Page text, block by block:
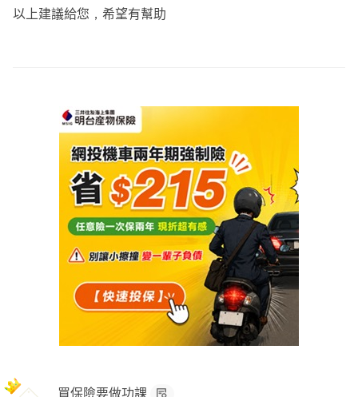
CJ2：一次金(5%、20%、100%)，可作為長期治療時的緊
XCD：併發症有理賠，有一次金功能。
XHQ：意外險死殘，不保證續保。
新十全兒童：重大燒燙傷保障為300萬起，不保證續保。
另外須留意新生兒投保注意事項：
建議投保日期為出生後3-7天(已報戶口取得身分證)
要注意週數需達37週及體重滿2500克以上
如果有要做自費檢查，建議可以等投保完成後再做
詳細內容可以再討論後依照需求與預算來調整
新光醫療實支的住院手術與雜費共用額度，有理賠住院慰問
♦️重大傷病
保障範圍達300多項(例:須長期積極治療的癌症、全身性免
疫系統疾病、慢性精神病-憂鬱症等)，見卡即賠
基本額度建議規劃100-200萬(含)以上會比較足夠
建議可以優先參考全球的規劃，條款完善(罹患慢性精神病
理賠不打折)且後期保費漲幅較平穩喔
現在治療癌症，住院天數下降，大多會使用新式療法(例:標
靶藥物、免疫療法等)，須自費5-10幾萬不等，建議優先規
以上建議給您，希望有幫助
買保險要做功課